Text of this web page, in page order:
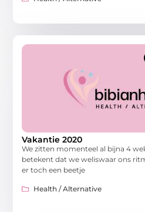
Vakantie 2020
We zitten momenteel al bijna 4
betekent dat we weliswaar ons
er toch een beetje
Health / Alternative